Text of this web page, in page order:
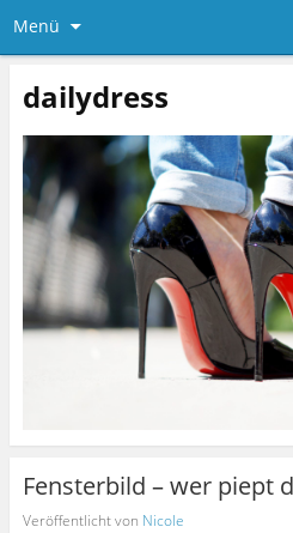
Menü
dailydress
Fensterbild – wer piept
Veröffentlicht von Nicole